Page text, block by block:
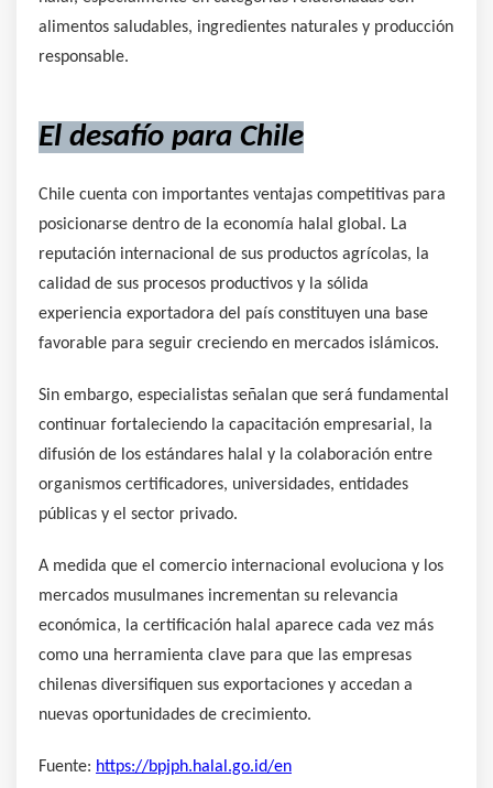
alimentos saludables, ingredientes naturales y producción
responsable.
El desafío para Chile
Chile cuenta con importantes ventajas competitivas para
posicionarse dentro de la economía halal global. La
reputación internacional de sus productos agrícolas, la
calidad de sus procesos productivos y la sólida
experiencia exportadora del país constituyen una base
favorable para seguir creciendo en mercados islámicos.
Sin embargo, especialistas señalan que será fundamental
continuar fortaleciendo la capacitación empresarial, la
difusión de los estándares halal y la colaboración entre
organismos certificadores, universidades, entidades
públicas y el sector privado.
A medida que el comercio internacional evoluciona y los
mercados musulmanes incrementan su relevancia
económica, la certificación halal aparece cada vez más
como una herramienta clave para que las empresas
chilenas diversifiquen sus exportaciones y accedan a
nuevas oportunidades de crecimiento.
Fuente: https://bpjph.halal.go.id/en